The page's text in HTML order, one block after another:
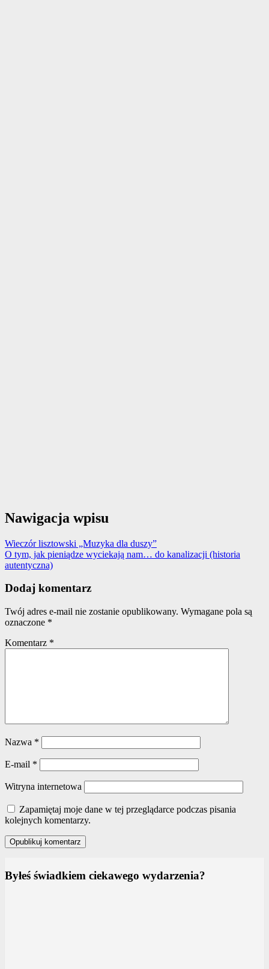
Nawigacja wpisu
Wieczór lisztowski „Muzyka dla duszy”
O tym, jak pieniądze wyciekają nam… do kanalizacji (historia
autentyczna)
Dodaj komentarz
Twój adres e-mail nie zostanie opublikowany. Wymagane pola są
oznaczone *
Komentarz *
Nazwa *
E-mail *
Witryna internetowa
Zapamiętaj moje dane w tej przeglądarce podczas pisania
kolejnych komentarzy.
Byłeś świadkiem ciekawego wydarzenia?